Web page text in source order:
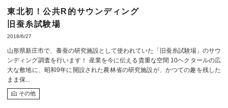
東北初！公共R的サウンディング
旧蚕糸試験場
2018/6/27
山形県新庄市で、養蚕の研究施設として使われていた「旧蚕糸試験場」のサウ
ンディング調査を行います！ 産業を今に伝える貴重な空間 10ヘクタールの広
大な敷地に、昭和9年に開設された農林省の研究施設が、かつての趣を残した
まま保...
その他